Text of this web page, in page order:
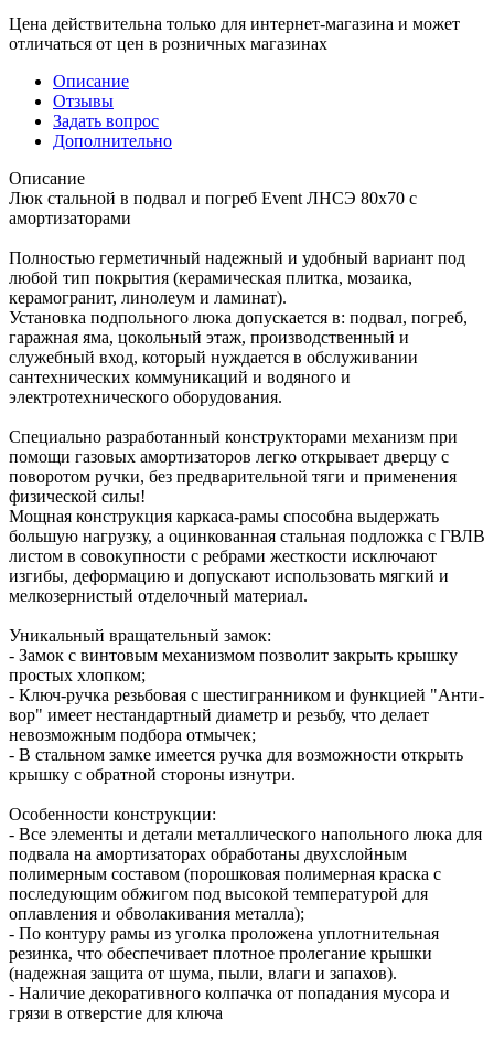
Цена действительна только для интернет-магазина и может
отличаться от цен в розничных магазинах
Описание
Отзывы
Задать вопрос
Дополнительно
Описание
Люк стальной в подвал и погреб Event ЛНСЭ 80x70 с
амортизаторами
Полностью герметичный надежный и удобный вариант под
любой тип покрытия (керамическая плитка, мозаика,
керамогранит, линолеум и ламинат).
Установка подпольного люка допускается в: подвал, погреб,
гаражная яма, цокольный этаж, производственный и
служебный вход, который нуждается в обслуживании
сантехнических коммуникаций и водяного и
электротехнического оборудования.
Специально разработанный конструкторами механизм при
помощи газовых амортизаторов легко открывает дверцу с
поворотом ручки, без предварительной тяги и применения
физической силы!
Мощная конструкция каркаса-рамы способна выдержать
большую нагрузку, а оцинкованная стальная подложка с ГВЛВ
листом в совокупности с ребрами жесткости исключают
изгибы, деформацию и допускают использовать мягкий и
мелкозернистый отделочный материал.
Уникальный вращательный замок:
- Замок с винтовым механизмом позволит закрыть крышку
простых хлопком;
- Ключ-ручка резьбовая с шестигранником и функцией "Анти-
вор" имеет нестандартный диаметр и резьбу, что делает
невозможным подбора отмычек;
- В стальном замке имеется ручка для возможности открыть
крышку с обратной стороны изнутри.
Особенности конструкции:
- Все элементы и детали металлического напольного люка для
подвала на амортизаторах обработаны двухслойным
полимерным составом (порошковая полимерная краска с
последующим обжигом под высокой температурой для
оплавления и обволакивания металла);
- По контуру рамы из уголка проложена уплотнительная
резинка, что обеспечивает плотное пролегание крышки
(надежная защита от шума, пыли, влаги и запахов).
- Наличие декоративного колпачка от попадания мусора и
грязи в отверстие для ключа